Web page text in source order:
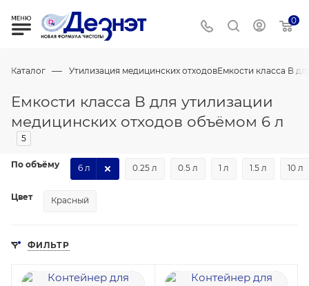
0
Каталог — Утилизация медицинских отходовЕмкости класса В
Емкости класса В для утилизации
медицинских отходов объёмом 6 л
5
По объёму 0.25 л 0.5 л 1 л 1.5 л 10 л
6 л
Цвет Красный
ФИЛЬТР